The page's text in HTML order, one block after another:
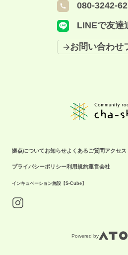
野線・中百舌鳥駅から徒歩4分です👣 ◇参
たします。 ※イベントの様子を撮影した写
ントに関してのお問い合わせはこちら ☎️
080-3242-
LINEで友達
お問い合わせ
拠点についてお知らせよくあるご質問アクセス
プライバシーポリシー利用規約運営会社
インキュベーション施設【S-Cube】
Powered by